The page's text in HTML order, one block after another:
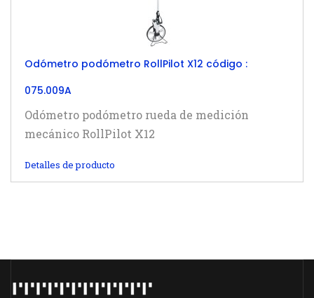
Odómetro podómetro RollPilot X12 código :
075.009A
Odómetro podómetro rueda de medición
mecánico RollPilot X12
Detalles de producto